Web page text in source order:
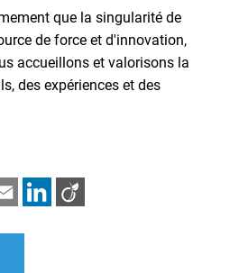
que la singularité de
de force et d'innovation,
accueillons et valorisons la
des expériences et des